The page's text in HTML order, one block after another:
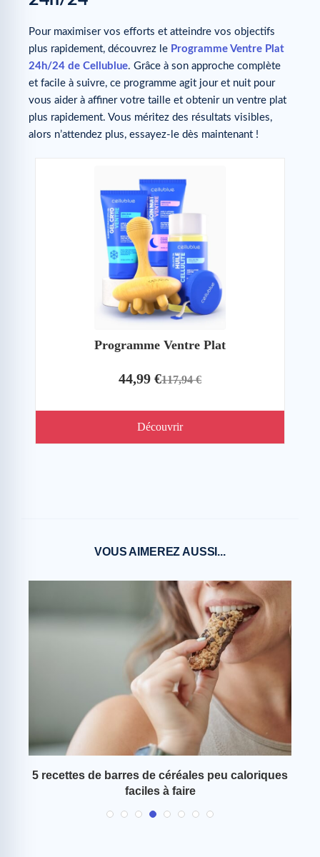
Pour maximiser vos efforts et atteindre vos objectifs
plus rapidement, découvrez le Programme Ventre Plat
24h/24 de Cellublue. Grâce à son approche complète
et facile à suivre, ce programme agit jour et nuit pour
vous aider à affiner votre taille et obtenir un ventre plat
plus rapidement. Vous méritez des résultats visibles,
alors n’attendez plus, essayez-le dès maintenant !
Programme Ventre Plat
44,99 €117,94 €
Découvrir
VOUS AIMEREZ AUSSI...
5 recettes de barres de céréales peu caloriques
faciles à faire